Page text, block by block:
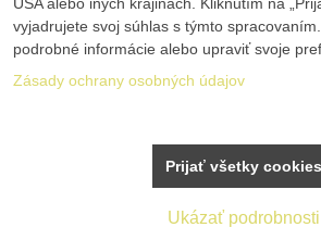
vyjadrujete svoj súhlas s týmto
podrobné informácie alebo upraviť svoje
Zásady ochrany osobných údajov
Ukázať podrobnosti
Prijať všetky cookies